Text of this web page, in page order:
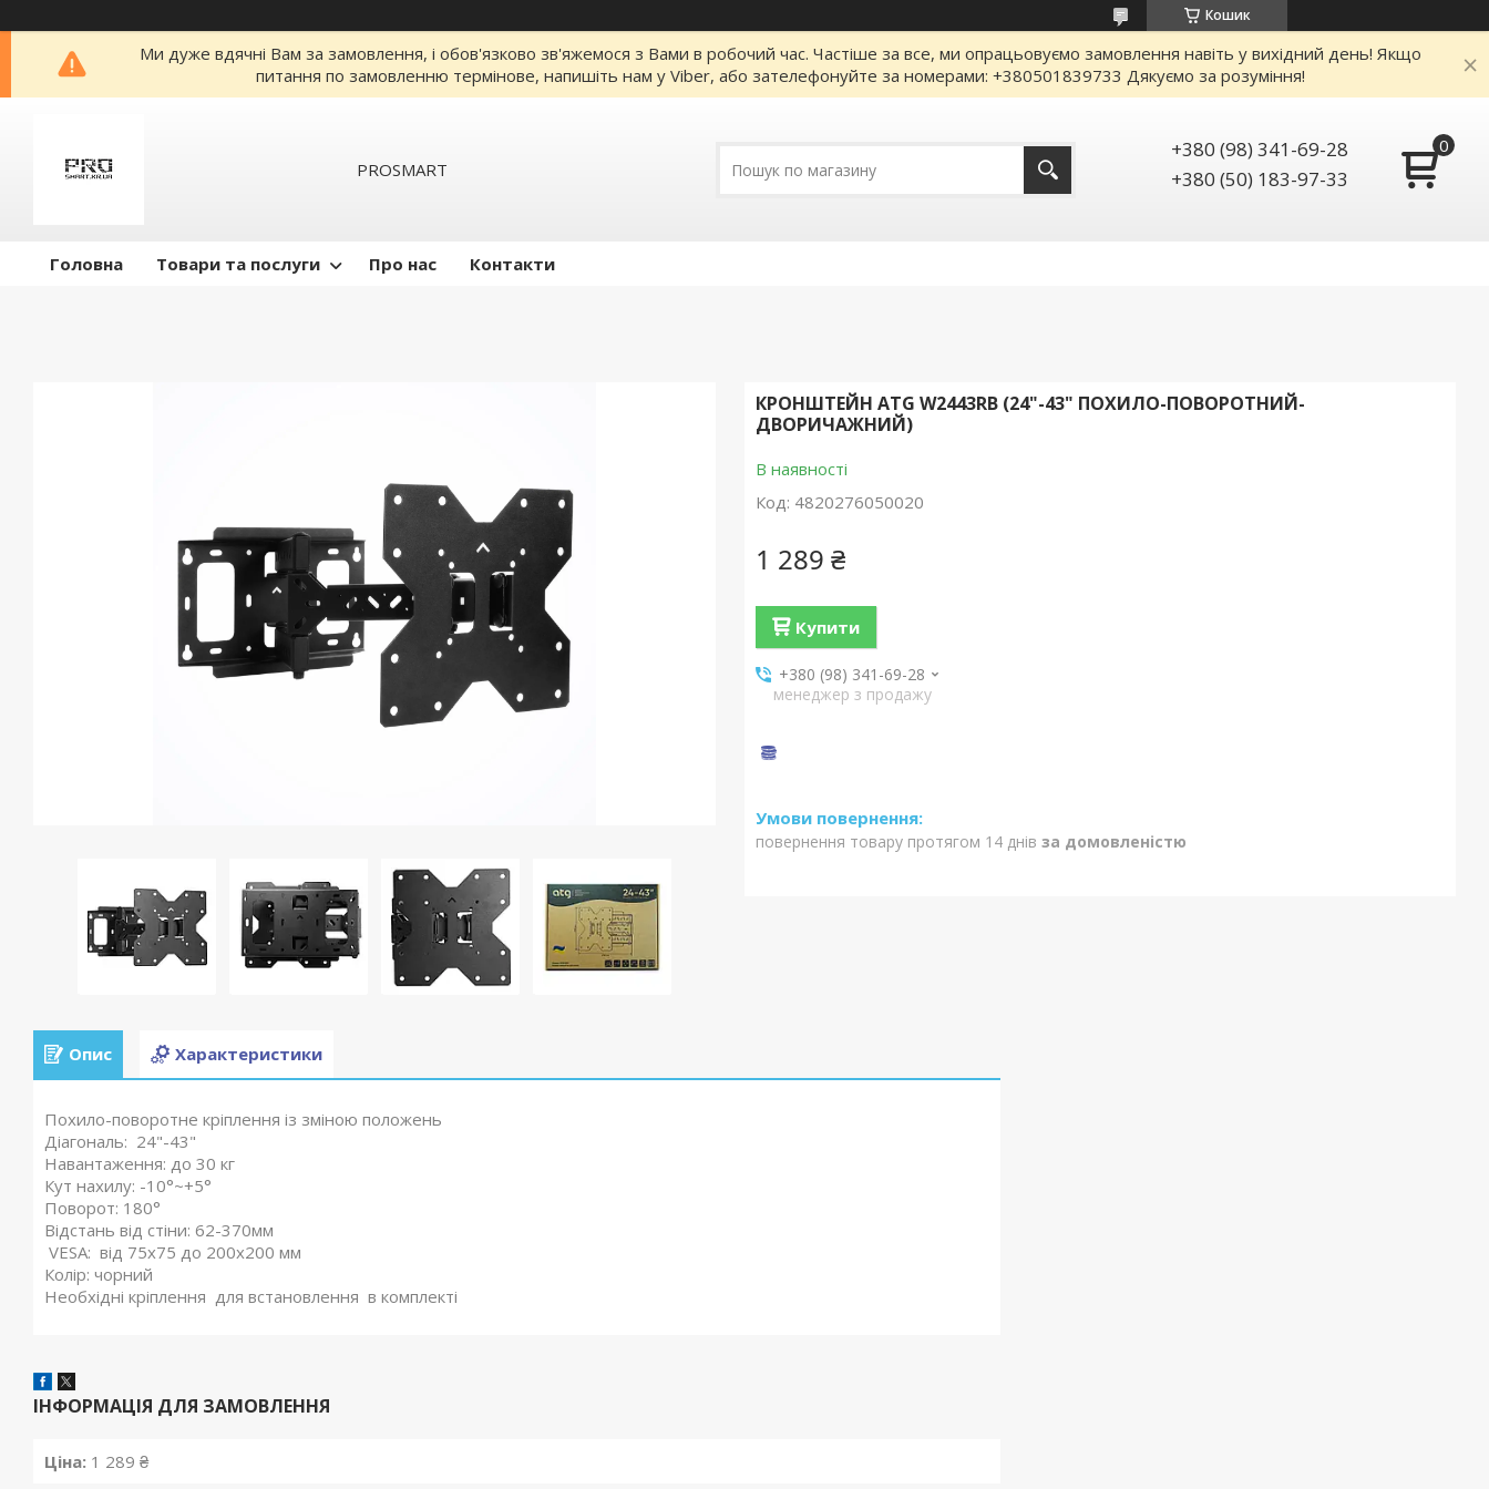
Кошик
Ми дуже вдячні Вам за замовлення, і обов'язково зв'яжемося з Вами в робочий час. Частіше за все, ми опрацьовуємо замовлення навіть у вихідний день! Якщо
питання по замовленню термінове, напишіть нам у Viber, або зателефонуйте за номерами: +380501839733 Дякуємо за розуміння!
PROSMART
+380 (98) 341-69-28
+380 (50) 183-97-33
Головна Товари та послуги Про нас Контакти
КРОНШТЕЙН ATG W2443RB (24"-43" ПОХИЛО-ПОВОРОТНИЙ-
ДВОРИЧАЖНИЙ)
В наявності
Код: 4820276050020
1 289 ₴
Купити
+380 (98) 341-69-28
менеджер з продажу
повернення товару протягом 14 днів за домовленістю
Опис Характеристики
Похило-поворотне кріплення із зміною положень
Діагональ: 24"-43"
Навантаження: до 30 кг
Кут нахилу: -10°~+5°
Поворот: 180°
Відстань від стіни: 62-370мм
VESA: від 75х75 до 200х200 мм
Колір: чорний
Необхідні кріплення для встановлення в комплекті
ІНФОРМАЦІЯ ДЛЯ ЗАМОВЛЕННЯ
Ціна: 1 289 ₴